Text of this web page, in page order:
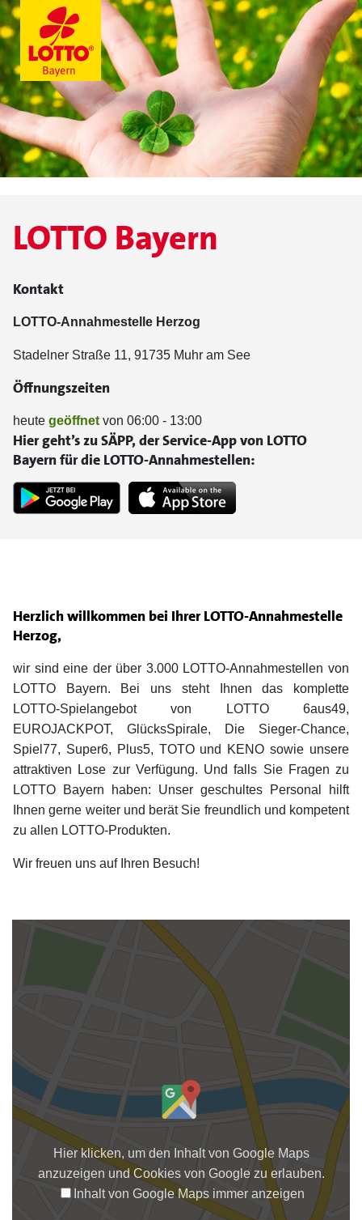
Herzlich willkommen bei Ihrer LOTTO-Annahmestelle
Herzog,
wir sind eine der über 3.000 LOTTO-Annahmestellen von
LOTTO Bayern. Bei uns steht Ihnen das komplette
LOTTO-Spielangebot von LOTTO 6aus49,
EUROJACKPOT, GlücksSpirale, Die Sieger-Chance,
Spiel77, Super6, Plus5, TOTO und KENO sowie unsere
attraktiven Lose zur Verfügung. Und falls Sie Fragen zu
LOTTO Bayern haben: Unser geschultes Personal hilft
Ihnen gerne weiter und berät Sie freundlich und kompetent
zu allen LOTTO-Produkten.
Wir freuen uns auf Ihren Besuch!
LOTTO Bayern
Kontakt
LOTTO-Annahmestelle Herzog
Stadelner Straße 11, 91735 Muhr am See
Öffnungszeiten
heute geöffnet von 06:00 - 13:00
Hier geht’s zu SÄPP, der Service-App von LOTTO
Bayern für die LOTTO-Annahmestellen:
Hier klicken, um den Inhalt von Google Maps
anzuzeigen und Cookies von Google zu erlauben.
Inhalt von Google Maps immer anzeigen